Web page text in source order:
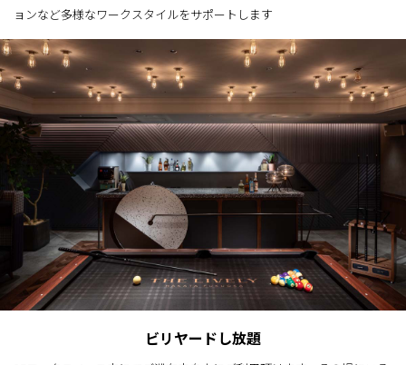
ョンなど多様なワークスタイルをサポートします
ビリヤードし放題